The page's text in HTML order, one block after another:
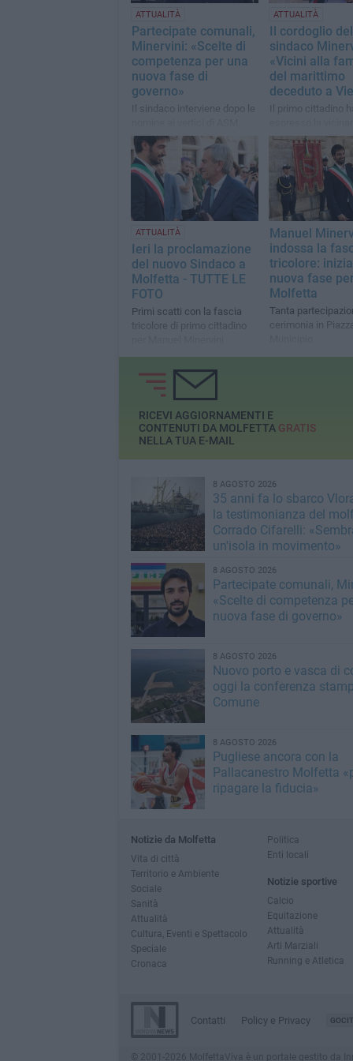
ATTUALITÀ
Partecipate comunali,
Minervini: «Scelte di
competenza per una
nuova fase di
governo»
Il sindaco interviene dopo le
Multiservizi e MTM:
«Discontinuità con il
passato»
ATTUALITÀ
Il cordoglio del
sindaco
«Vicini alla
del marittimo
deceduto a
Il primo cittadino
dell'intera
familiari della
ATTUALITÀ
Ieri la proclamazione
del nuovo Sindaco a
Molfetta - TUTTE LE
FOTO
Primi scatti con la fascia
tricolore di primo cittadino
Manuel
indossa la
tricolore:
nuova fase per
Molfetta
Tanta
cerimonia in
RICEVI AGGIORNAMENTI E
CONTENUTI DA MOLFETTA GRATIS
NELLA TUA E-MAIL
8 AGOSTO 2026
35 anni fa lo sbarco
la testimonianza del
Corrado Cifarelli:
un'isola in movimento»
8 AGOSTO 2026
Partecipate comunali,
«Scelte di competenza
nuova fase di governo»
8 AGOSTO 2026
Nuovo porto e vasca di
oggi la conferenza
Comune
8 AGOSTO 2026
Pugliese ancora con la
Pallacanestro Molfetta
ripagare la fiducia»
Notizie da Molfetta
Vita di città
Territorio e Ambiente
Sociale
Sanità
Attualità
Cultura, Eventi e Spettacolo
Speciale
Cronaca
Politica
Enti locali
Notizie sportive
Calcio
Equitazione
Attualità
Arti Marziali
Running e Atletica
Contatti Policy e Privacy
© 2001-2026 MolfettaViva è un portale gestito da